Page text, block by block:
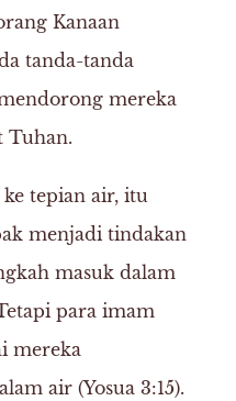
Kanaan
tanda-tanda
mereka
Tuhan.
tepian air, itu
menjadi tindakan
masuk dalam
para imam
mereka
air (Yosua 3:15).